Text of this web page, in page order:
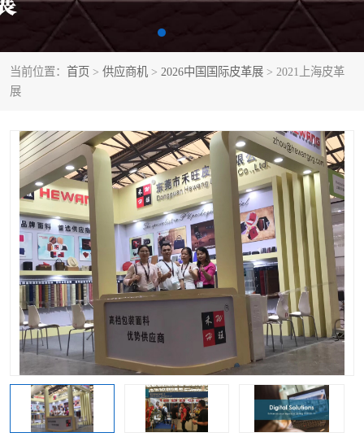
当前位置： 首页 > 供应商机 > 2026中国国际皮革展 > 2021上海皮革
展